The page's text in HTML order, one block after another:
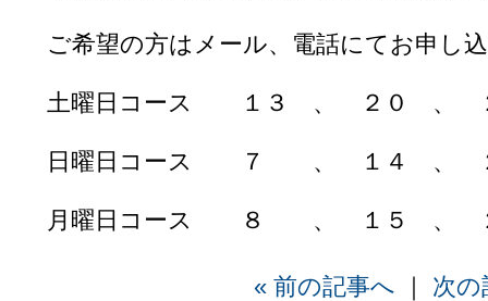
ご希望の方はメール、電話にてお申し
土曜日コース １３ 、 ２０ 、
日曜日コース ７ 、 １４ 、
月曜日コース ８ 、 １５ 、
« 前の記事へ ｜ 次の